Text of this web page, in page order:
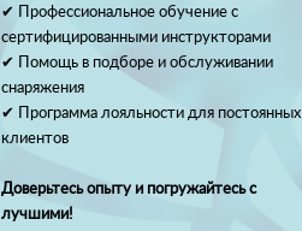
✔ Профессиональное обучение с
сертифицированными инструкторами
✔ Помощь в подборе и обслуживании
снаряжения
✔ Программа лояльности для постоянных
клиентов
Доверьтесь опыту и погружайтесь с
лучшими!